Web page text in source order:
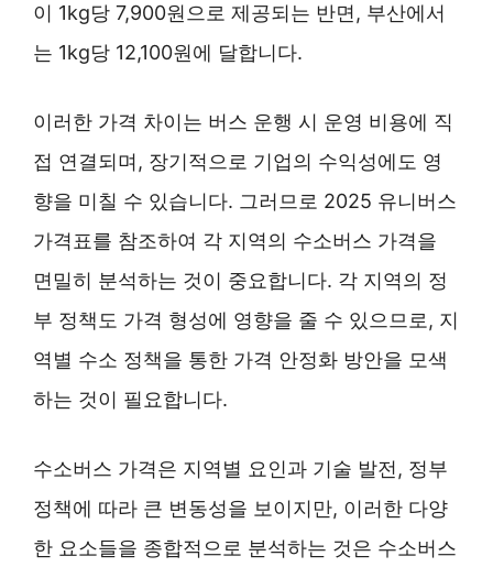
이 1kg당 7,900원으로 제공되는 반면, 부산에서
는 1kg당 12,100원에 달합니다.
이러한 가격 차이는 버스 운행 시 운영 비용에 직
접 연결되며, 장기적으로 기업의 수익성에도 영
향을 미칠 수 있습니다. 그러므로 2025 유니버스
가격표를 참조하여 각 지역의 수소버스 가격을
면밀히 분석하는 것이 중요합니다. 각 지역의 정
부 정책도 가격 형성에 영향을 줄 수 있으므로, 지
역별 수소 정책을 통한 가격 안정화 방안을 모색
하는 것이 필요합니다.
수소버스 가격은 지역별 요인과 기술 발전, 정부
정책에 따라 큰 변동성을 보이지만, 이러한 다양
한 요소들을 종합적으로 분석하는 것은 수소버스